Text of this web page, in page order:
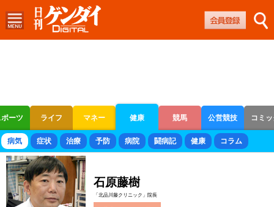
ーツ ライフ マネー 健康 競馬 公営競技 コミ
ボートレース 競輪 オートレース
病気 症状 治療 予防 病院 闘病記 健康 コラム
石原藤樹
「北品川藤クリニック」院長